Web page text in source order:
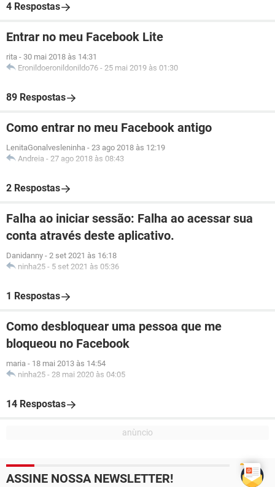
4 Respostas
Entrar no meu Facebook Lite
rita - 30 mai 2018 às 14:31
Eronildoeronildonildo76 - 25 mai 2019 às 01:30
89 Respostas
Como entrar no meu Facebook antigo
LenitaGonalvesleninha - 23 ago 2018 às 12:19
Andreia - 27 ago 2018 às 08:43
2 Respostas
Falha ao iniciar sessão: Falha ao acessar sua
conta através deste aplicativo.
Danidanny - 2 set 2021 às 16:18
ninha25 - 5 set 2021 às 05:36
1 Respostas
Como desbloquear uma pessoa que me
bloqueou no Facebook
maria - 18 mai 2013 às 14:54
ninha25 - 28 mai 2020 às 04:05
14 Respostas
ASSINE NOSSA NEWSLETTER!